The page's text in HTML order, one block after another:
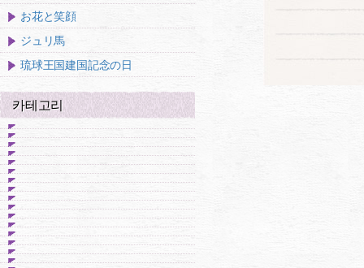
お花と笑顔
ジュリ馬
琉球王国建国記念の日
카테고리